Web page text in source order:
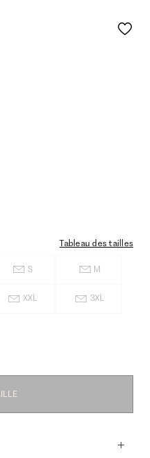
Tableau des tailles
S M
XXL 3XL